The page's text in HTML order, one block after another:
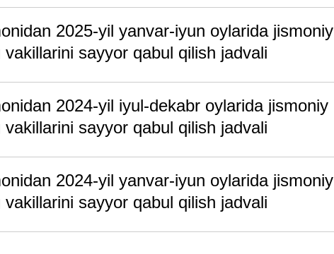
2025-yil yanvar-iyun oylarida jismoniy
sayyor qabul qilish jadvali
2024-yil iyul-dekabr oylarida jismoniy
sayyor qabul qilish jadvali
2024-yil yanvar-iyun oylarida jismoniy
sayyor qabul qilish jadvali